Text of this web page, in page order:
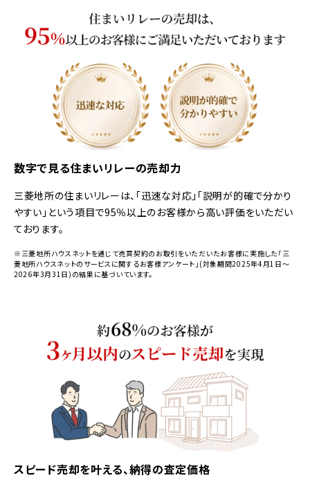
数字で見る住まいリレーの売却力
三菱地所の住まいリレーは、「迅速な対応」「説明が的確で分かり
やすい」という項目で95％以上のお客様から高い評価をいただい
ております。
※三菱地所ハウスネットを通じて売買契約のお取引をいただいたお客様に実施した「三
菱地所ハウスネットのサービスに関するお客様アンケート」(対象期間2025年4月1日～
2026年3月31日)の結果に基づいています。
スピード売却を叶える、納得の査定価格